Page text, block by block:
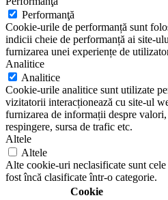
Performanţă
Cookie-urile de performanță sunt
indicii cheie de performanță ai site-
furnizarea unei experiențe de
Analitice
Analitice
Cookie-urile analitice sunt utilizate
vizitatorii interacționează cu site-ul
furnizarea de informații despre
respingere, sursa de trafic etc.
Altele
Altele
Alte cookie-uri neclasificate sunt
fost încă clasificate într-o categorie.
Cookie